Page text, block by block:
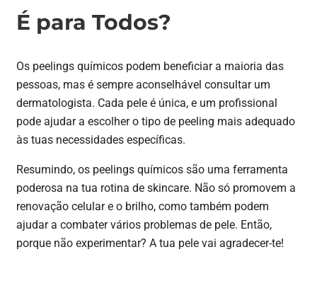
É para Todos?
Os peelings químicos podem beneficiar a maioria das
pessoas, mas é sempre aconselhável consultar um
dermatologista. Cada pele é única, e um profissional
pode ajudar a escolher o tipo de peeling mais adequado
às tuas necessidades específicas.
Resumindo, os peelings químicos são uma ferramenta
poderosa na tua rotina de skincare. Não só promovem a
renovação celular e o brilho, como também podem
ajudar a combater vários problemas de pele. Então,
porque não experimentar? A tua pele vai agradecer-te!